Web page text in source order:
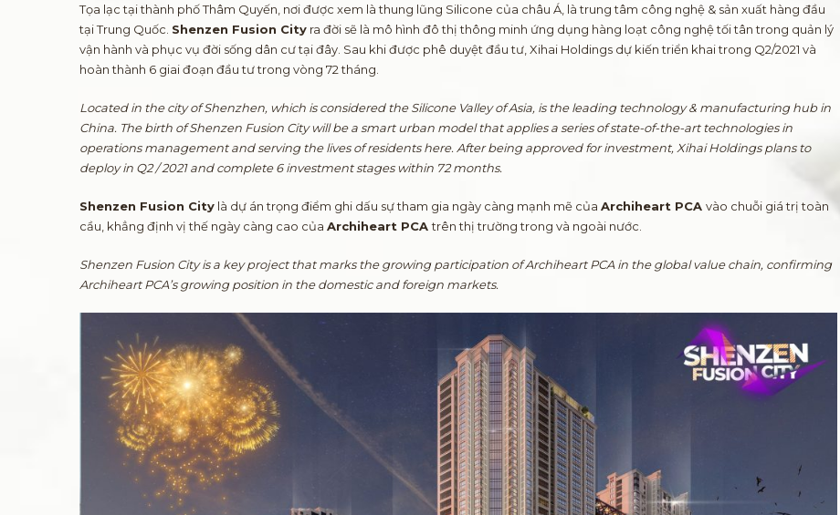
Tọa lạc tại thành phố Thâm Quyến, nơi được xem là thung lũng Silicone của châu Á, là trung tâm công nghệ & sản xuất hàng đầu
tại Trung Quốc. Shenzen Fusion City ra đời sẽ là mô hình đô thị thông minh ứng dụng hàng loạt công nghệ tối tân trong quản lý
vận hành và phục vụ đời sống dân cư tại đây. Sau khi được phê duyệt đầu tư, Xihai Holdings dự kiến triển khai trong Q2/2021 và
hoàn thành 6 giai đoạn đầu tư trong vòng 72 tháng.
Located in the city of Shenzhen, which is considered the Silicone Valley of Asia, is the leading technology & manufacturing hub in
China. The birth of Shenzen Fusion City will be a smart urban model that applies a series of state-of-the-art technologies in
operations management and serving the lives of residents here. After being approved for investment, Xihai Holdings plans to
deploy in Q2 / 2021 and complete 6 investment stages within 72 months.
Shenzen Fusion City là dự án trọng điểm ghi dấu sự tham gia ngày càng mạnh mẽ của Archiheart PCA vào chuỗi giá trị toàn
cầu, khẳng định vị thế ngày càng cao của Archiheart PCAtrên thị trường trong và ngoài nước.
Shenzen Fusion City is a key project that marks the growing participation of Archiheart PCA in the global value chain, confirming
Archiheart PCA’s growing position in the domestic and foreign markets.